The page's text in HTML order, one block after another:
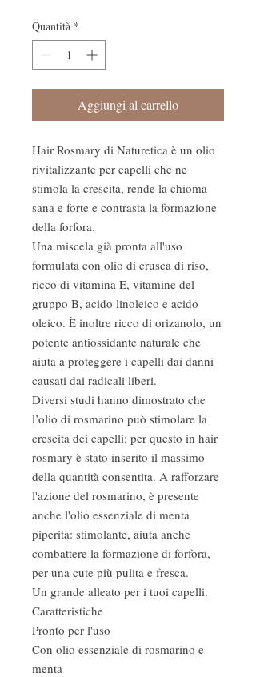
Quantità *
Aggiungi al carrello
Hair Rosmary di Naturetica è un olio
rivitalizzante per capelli che ne
stimola la crescita, rende la chioma
sana e forte e contrasta la formazione
della forfora.
Una miscela già pronta all'uso
formulata con olio di crusca di riso,
ricco di vitamina E, vitamine del
gruppo B, acido linoleico e acido
oleico. È inoltre ricco di orizanolo, un
potente antiossidante naturale che
aiuta a proteggere i capelli dai danni
causati dai radicali liberi.
Diversi studi hanno dimostrato che
l’olio di rosmarino può stimolare la
crescita dei capelli; per questo in hair
rosmary è stato inserito il massimo
della quantità consentita. A rafforzare
l'azione del rosmarino, è presente
anche l'olio essenziale di menta
piperita: stimolante, aiuta anche
combattere la formazione di forfora,
per una cute più pulita e fresca.
Un grande alleato per i tuoi capelli.
Caratteristiche
Pronto per l'uso
Con olio essenziale di rosmarino e
menta